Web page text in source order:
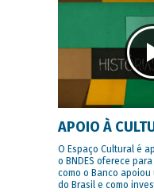
APOIO À
O Espaço Cultural é
o BNDES oferece
como o Banco
do Brasil e como